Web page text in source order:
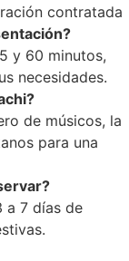
contratada
y 60 minutos,
necesidades.
de músicos, la
para una
a 7 días de